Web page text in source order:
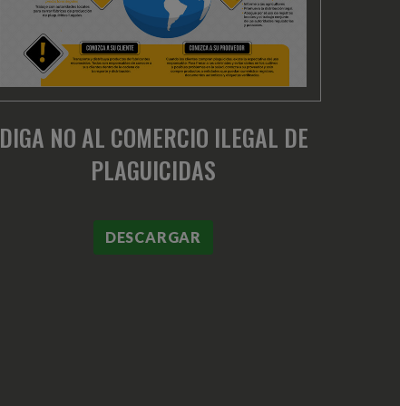
DIGA NO AL COMERCIO ILEGAL DE
PLAGUICIDAS
DESCARGAR